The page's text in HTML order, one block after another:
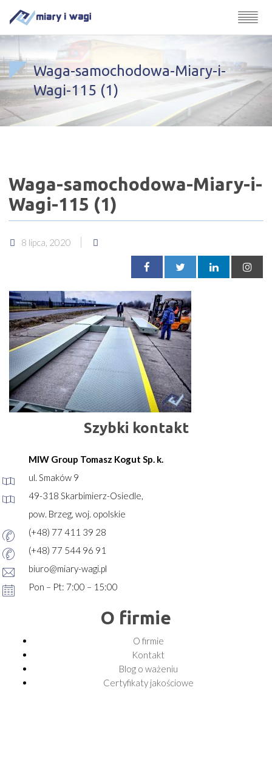
Waga-samochodowa-Miary-i-
Wagi-115 (1)
Waga-samochodowa-Miary-i-
Wagi-115 (1)
8 lipca, 2020
Szybki kontakt
MIW Group Tomasz Kogut Sp. k.
ul. Smaków 9
49-318 Skarbimierz-Osiedle,
pow. Brzeg, woj. opolskie
(+48) 77 411 39 28
(+48) 77 544 96 91
biuro@miary-wagi.pl
Pon – Pt: 7:00 – 15:00
O firmie
O firmie
Kontakt
Blog o ważeniu
Certyfikaty jakościowe